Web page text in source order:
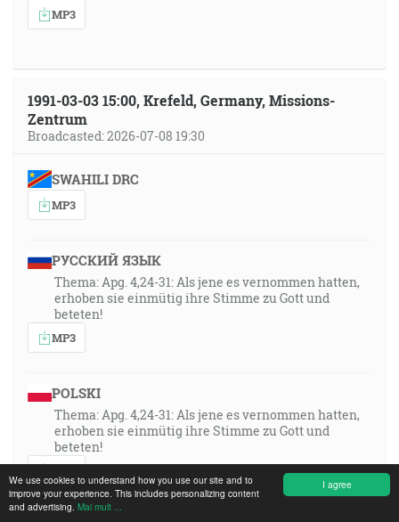
I agree
We use cookies to understand how you use our site and to
improve your experience. This includes personalizing content
and advertising. Mai mult ...
MP3
1991-03-03 15:00, Krefeld, Germany, Missions-
Zentrum
Broadcasted: 2026-07-08 19:30
SWAHILI DRC
MP3
РУССКИЙ ЯЗЫК
Thema: Apg. 4,24-31: Als jene es vernommen hatten,
erhoben sie einmütig ihre Stimme zu Gott und
beteten!
MP3
POLSKI
Thema: Apg. 4,24-31: Als jene es vernommen hatten,
erhoben sie einmütig ihre Stimme zu Gott und
beteten!